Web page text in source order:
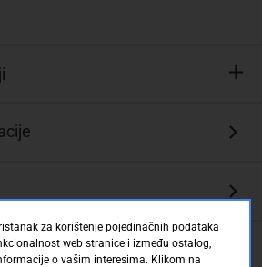
za korištenje pojedinačnih podataka
web stranice i između ostalog,
o vašim interesima. Klikom na